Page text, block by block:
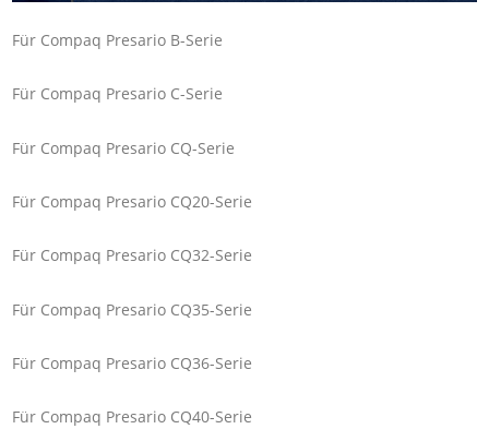
Für Compaq Presario B-Serie
Für Compaq Presario C-Serie
Für Compaq Presario CQ-Serie
Für Compaq Presario CQ20-Serie
Für Compaq Presario CQ32-Serie
Für Compaq Presario CQ35-Serie
Für Compaq Presario CQ36-Serie
Für Compaq Presario CQ40-Serie